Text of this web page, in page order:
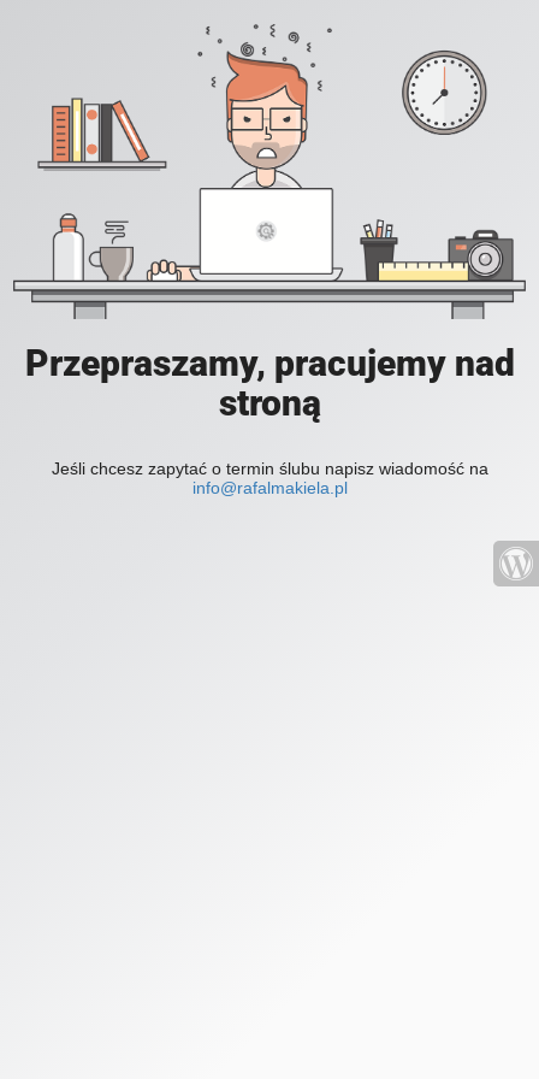
Przepraszamy, pracujemy nad
stroną
Jeśli chcesz zapytać o termin ślubu napisz wiadomość na
info@rafalmakiela.pl